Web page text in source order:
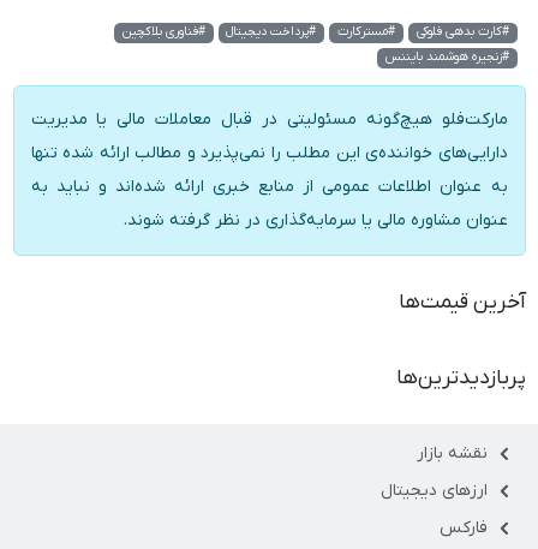
#کارت بدهی فلوکی #مسترکارت #پرداخت دیجیتال
#فناوری بلاکچین
#زنجیره هوشمند بایننس
مارکت‌فلو هیچ‌گونه مسئولیتی در قبال معاملات مالی یا مدیریت
دارایی‌های خواننده‌ی این مطلب را نمی‌پذیرد و مطالب ارائه شده تنها
به عنوان اطلاعات عمومی از منابع خبری ارائه شده‌اند و نباید به
عنوان مشاوره مالی یا سرمایه‌گذاری در نظر گرفته شوند.
آخرین قیمت‌ها
پربازدیدترین‌ها
نقشه بازار
ارزهای دیجیتال
فارکس